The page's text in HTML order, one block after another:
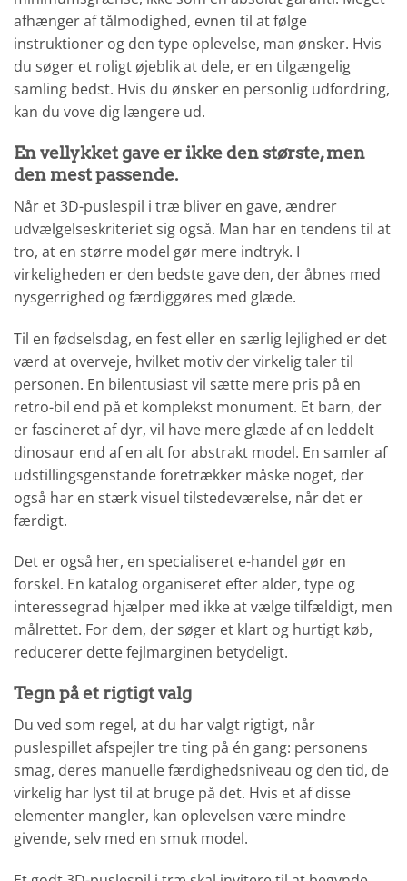
afhænger af tålmodighed, evnen til at følge
instruktioner og den type oplevelse, man ønsker. Hvis
du søger et roligt øjeblik at dele, er en tilgængelig
samling bedst. Hvis du ønsker en personlig udfordring,
kan du vove dig længere ud.
En vellykket gave er ikke den største, men
den mest passende.
Når et 3D-puslespil i træ bliver en gave, ændrer
udvælgelseskriteriet sig også. Man har en tendens til at
tro, at en større model gør mere indtryk. I
virkeligheden er den bedste gave den, der åbnes med
nysgerrighed og færdiggøres med glæde.
Til en fødselsdag, en fest eller en særlig lejlighed er det
værd at overveje, hvilket motiv der virkelig taler til
personen. En bilentusiast vil sætte mere pris på en
retro-bil end på et komplekst monument. Et barn, der
er fascineret af dyr, vil have mere glæde af en leddelt
dinosaur end af en alt for abstrakt model. En samler af
udstillingsgenstande foretrækker måske noget, der
også har en stærk visuel tilstedeværelse, når det er
færdigt.
Det er også her, en specialiseret e-handel gør en
forskel. En katalog organiseret efter alder, type og
interessegrad hjælper med ikke at vælge tilfældigt, men
målrettet. For dem, der søger et klart og hurtigt køb,
reducerer dette fejlmarginen betydeligt.
Tegn på et rigtigt valg
Du ved som regel, at du har valgt rigtigt, når
puslespillet afspejler tre ting på én gang: personens
smag, deres manuelle færdighedsniveau og den tid, de
virkelig har lyst til at bruge på det. Hvis et af disse
elementer mangler, kan oplevelsen være mindre
givende, selv med en smuk model.